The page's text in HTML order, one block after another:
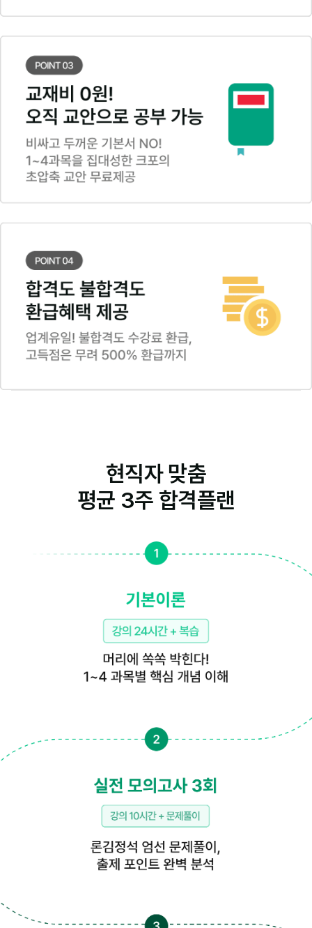
현직자 맞춤
평균 3주 합격플랜